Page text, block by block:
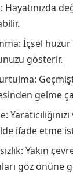
Hayatınızda
İçsel
gösterir.
gelme
ifade etme
Yakın
göz önüne